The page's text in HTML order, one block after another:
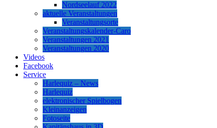
Nordseelauf 2022
aktuelle Veranstaltungen
Veranstaltungsorte
Veranstaltungskalender-Caro
Veranstaltungen 2021
Veranstaltungen 2020
Videos
Facebook
Service
Harlequiz – News
Harlequiz
elektronischer Spielbogen
Kleinanzeigen
Fotoseite